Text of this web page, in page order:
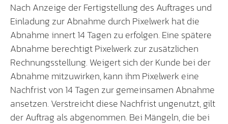
Nach Anzeige der Fertigstellung des Auftrages und
Einladung zur Abnahme durch Pixelwerk hat die
Abnahme innert 14 Tagen zu erfolgen. Eine spätere
Abnahme berechtigt Pixelwerk zur zusätzlichen
Rechnungsstellung. Weigert sich der Kunde bei der
Abnahme mitzuwirken, kann ihm Pixelwerk eine
Nachfrist von 14 Tagen zur gemeinsamen Abnahme
ansetzen. Verstreicht diese Nachfrist ungenutzt, gilt
der Auftrag als abgenommen. Bei Mängeln, die bei